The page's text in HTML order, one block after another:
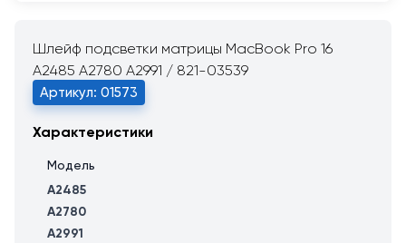
Шлейф подсветки матрицы MacBook Pro 16
A2485 A2780 A2991 / 821-03539
Артикул: 01573
Характеристики
Модель
A2485
A2780
A2991